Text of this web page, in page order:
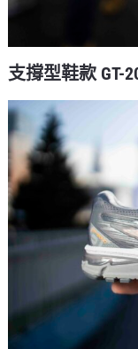
支撐型鞋款 GT-